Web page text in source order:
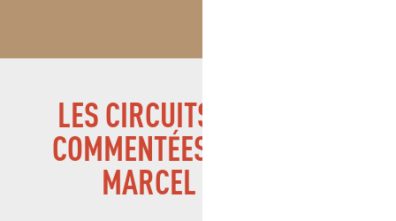
LES CIRCUITS ET VISITES
COMMENTÉES AUTOUR DE
MARCEL PAGNOL